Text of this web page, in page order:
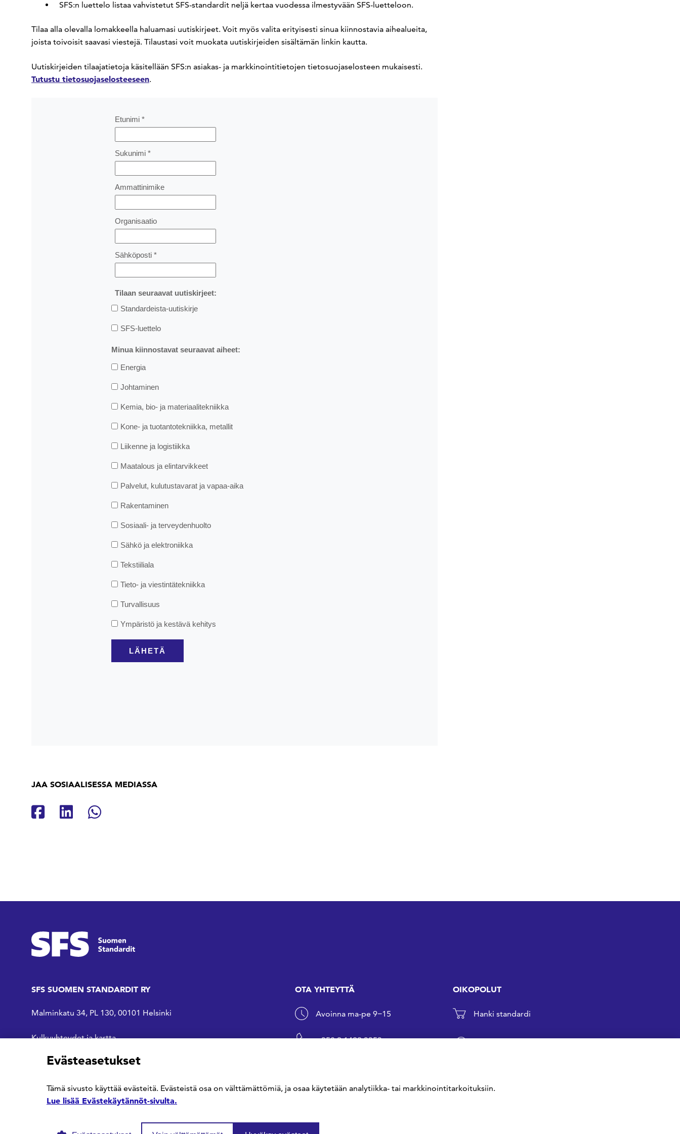
SFS:n luettelo listaa vahvistetut SFS-standardit neljä kertaa vuodessa ilmestyvään SFS-luetteloon.
Tilaa alla olevalla lomakkeella haluamasi uutiskirjeet. Voit myös valita erityisesti sinua kiinnostavia aihealueita,
joista toivoisit saavasi viestejä. Tilaustasi voit muokata uutiskirjeiden sisältämän linkin kautta.
Uutiskirjeiden tilaajatietoja käsitellään SFS:n asiakas- ja markkinointitietojen tietosuojaselosteen mukaisesti.
Tutustu tietosuojaselosteeseen.
JAA SOSIAALISESSA MEDIASSA
Jaa Facebookissa
Jaa Linkedinissä
Jaa Whatsappissa
SFS SUOMEN STANDARDIT RY
Malminkatu 34, PL 130, 00101 Helsinki
Kulkuyhteydet ja kartta
SFS Facebookissa
SFS Linkedinissä
SFS Youtubessa
OTA YHTEYTTÄ
Avoinna ma-pe 9−15
+358 9 1499 3353
OIKOPOLUT
Hanki standardi
Evästeasetukset
Tämä sivusto käyttää evästeitä. Evästeistä osa on välttämättömiä, ja osaa käytetään analytiikka- tai markkinointitarkoituksiin.
Lue lisää Evästekäytännöt-sivulta.